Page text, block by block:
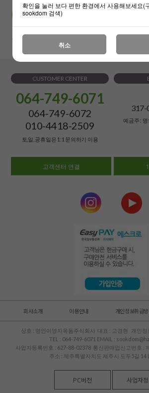
최근본상품 장바구니 배송조회
CUSTOMER CENTER
064-749-6071
064-749-6072
010-4418-2509
토,일, 공휴일은 1:1 문의하기 이용
317-
예금주 :
고객센터 연결
회사소개 이용안내 개인정보취급
상호 : 명인이영자옥돔주식회사 대표 : 고경현 개인정
TEL : 064-749-6071 EMAIL :
사업자등록번호 : 627-88-02378 통신판매업신고번호 :
주소 : 제주특별자치도 제주시 도두5길 14
PC버전 사업자
확인을 눌러 보다 편한 환경에서 사용해보세요(
sookdom 검색)
취소